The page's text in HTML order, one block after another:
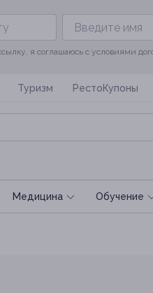
я соглашаюсь с условиями
Туризм РестоКупоны
Медицина Обучение